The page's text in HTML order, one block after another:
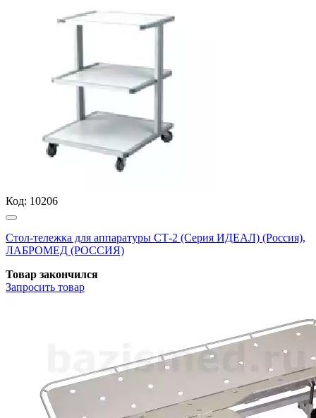
Код: 10206
Стол-тележка для аппаратуры СТ-2 (Серия ИДЕАЛ) (Россия),
ЛАБРОМЕД (РОССИЯ)
Товар закончился
Запросить товар